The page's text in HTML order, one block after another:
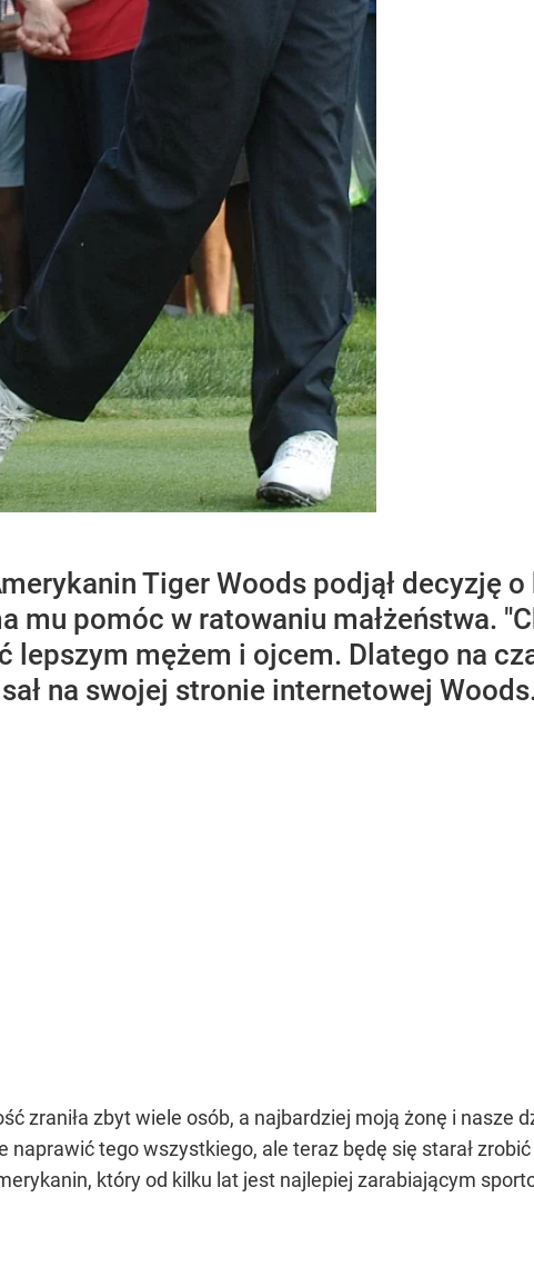
Tiger Woods podjął decyzję
mu pomóc w ratowaniu małżeństwa.
lepszym mężem i ojcem. Dlatego na
na swojej stronie internetowej
zraniła zbyt wiele osób, a najbardziej moją żonę i nasze
tego wszystkiego, ale teraz będę się starał
który od kilku lat jest najlepiej zarabiającym